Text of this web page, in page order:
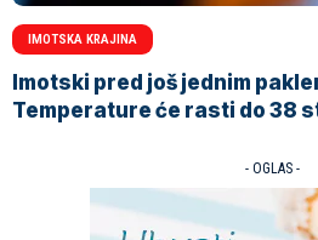
IMOTSKA KRAJINA
Imotski pred još jednim
Temperature će rasti do 38
- OGLAS -